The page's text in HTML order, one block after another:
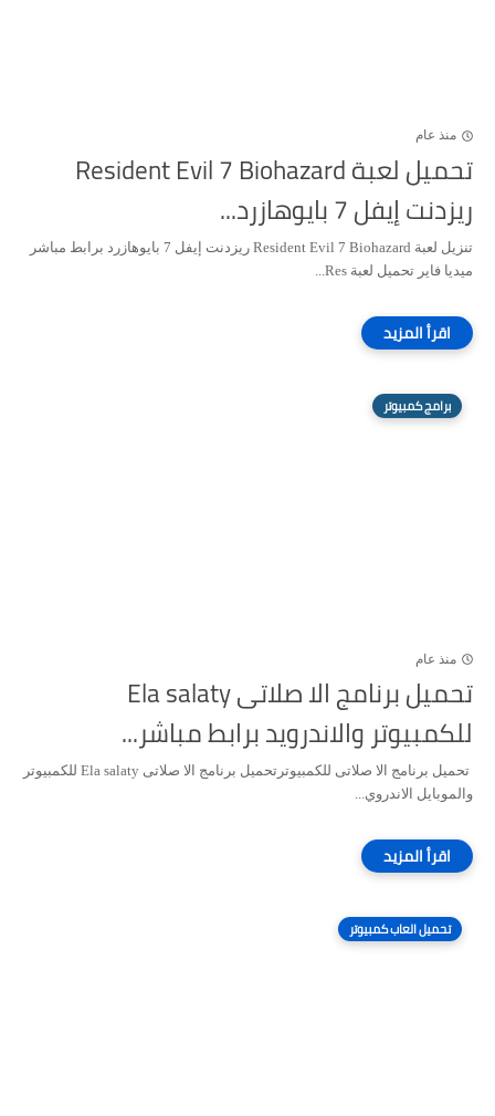
منذ عام
تحميل لعبة Resident Evil 7 Biohazard
ريزدنت إيفل 7 بايوهازرد...
تنزيل لعبة Resident Evil 7 Biohazard ريزدنت إيفل 7 بايوهازرد برابط مباشر
ميديا فاير تحميل لعبة Res...
برامج كمبيوتر
منذ عام
تحميل برنامج الا صلاتى Ela salaty
للكمبيوتر والاندرويد برابط مباشر...
تحميل برنامج الا صلاتى للكمبيوترتحميل برنامج الا صلاتى Ela salaty للكمبيوتر
والموبايل الاندروي...
تحميل العاب كمبيوتر